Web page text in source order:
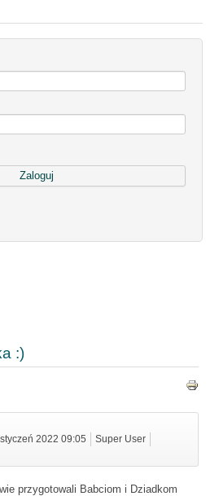
:)
2022 09:05
Super User
przygotowali Babciom i Dziadkom